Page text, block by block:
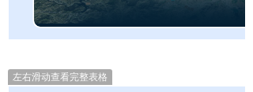
左右滑动查看完整表格